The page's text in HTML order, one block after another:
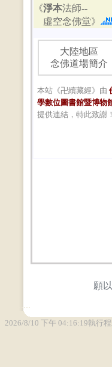
...
《淨本法師--
虛空念佛堂》
大陸地區
念佛道場簡介
本站《卍續藏經》由
學數位圖書館暨博物
提供連結，特此致謝！
願
2026/8/10 下午 04:16:19執行